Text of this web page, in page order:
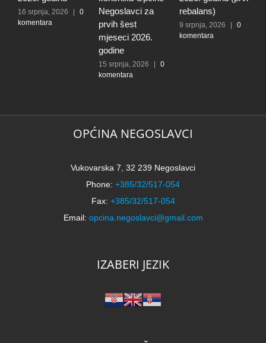
16 srpnja, 2026
0
komentara
Negoslavci za
prvih šest
mjeseci 2026.
godine
15 srpnja, 2026
0
komentara
rebalans)
9 srpnja, 2026
0
komentara
OPĆINA NEGOSLAVCI
Vukovarska 7, 32 239 Negoslavci
Phone: +385/32/517-054
Fax: +385/32/517-054
Email: opcina.negoslavci@gmail.com
IZABERI JEZIK